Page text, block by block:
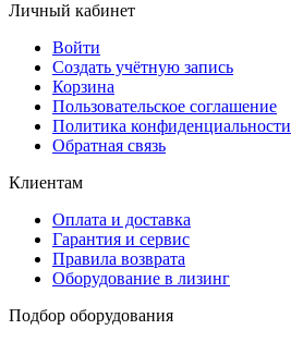
Личный кабинет
Войти
Создать учётную запись
Корзина
Пользовательское соглашение
Политика конфиденциальности
Обратная связь
Клиентам
Оплата и доставка
Гарантия и сервис
Правила возврата
Оборудование в лизинг
Подбор оборудования